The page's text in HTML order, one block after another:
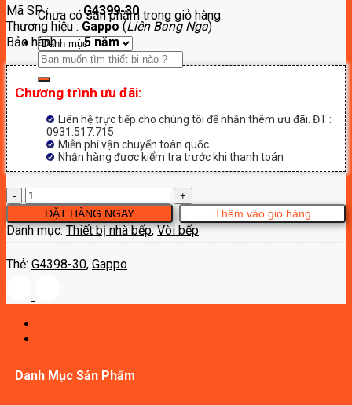
Chưa có sản phẩm trong giỏ hàng.
Tìm
kiếm:
là:
5,900,000₫.
tại
là:
3,250,000₫.
Mã SP :G4399-30
Thương hiệu : Gappo (Liên Bang Nga)
Bảo hành :5 năm
Chương trình ưu đãi:
Liên hệ trực tiếp cho chúng tôi để nhận thêm ưu đãi. ĐT :
0931.517.715
Miễn phí vận chuyển toàn quốc
Nhận hàng được kiểm tra trước khi thanh toán
Vòi
bếp
nóng
lạnh
G4398-
số
Thêm vào giỏ hàng
ĐẶT HÀNG NGAY
Danh mục:Thiết bị nhà bếp,Vòi bếp
Thẻ: G4398-30, Gappo
Danh Mục Sản Phẩm